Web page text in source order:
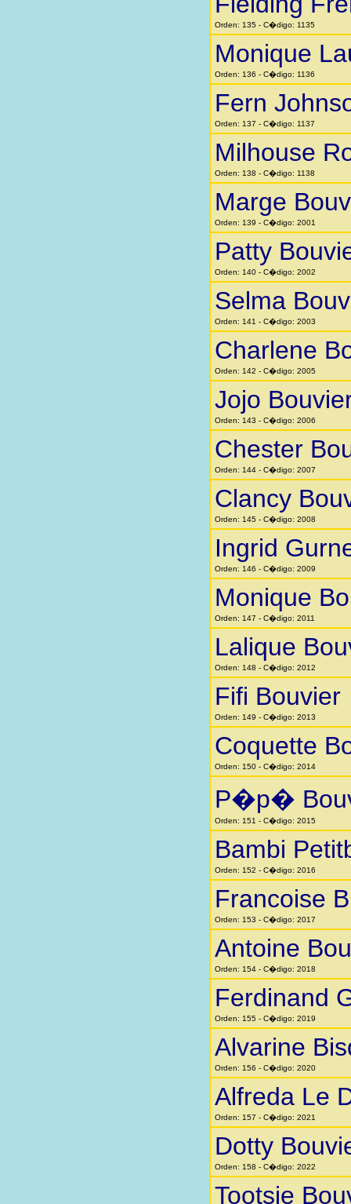
Orden: 135 - C�digo: 1135
Monique
Orden: 136 - C�digo: 1136
Fern
Orden: 137 - C�digo: 1137
Milhouse
Orden: 138 - C�digo: 1138
Marge
Orden: 139 - C�digo: 2001
Patty
Orden: 140 - C�digo: 2002
Selma
Orden: 141 - C�digo: 2003
Charlene
Orden: 142 - C�digo: 2005
Jojo
Orden: 143 - C�digo: 2006
Chester
Orden: 144 - C�digo: 2007
Clancy
Orden: 145 - C�digo: 2008
Ingrid
Orden: 146 - C�digo: 2009
Monique
Orden: 147 - C�digo: 2011
Lalique
Orden: 148 - C�digo: 2012
Fifi Bouvier
Orden: 149 - C�digo: 2013
Coquette
Orden: 150 - C�digo: 2014
P�p�
Orden: 151 - C�digo: 2015
Bambi
Orden: 152 - C�digo: 2016
Francoise
Orden: 153 - C�digo: 2017
Antoine
Orden: 154 - C�digo: 2018
Ferdinand
Orden: 155 - C�digo: 2019
Alvarine
Orden: 156 - C�digo: 2020
Alfreda Le
Orden: 157 - C�digo: 2021
Dotty
Orden: 158 - C�digo: 2022
Tootsie